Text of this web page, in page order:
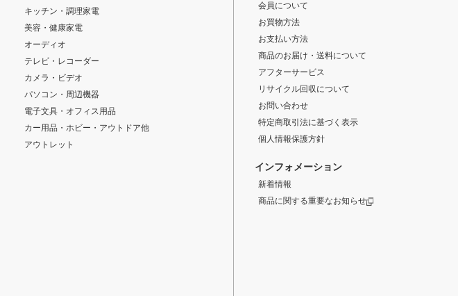
キッチン・調理家電
美容・健康家電
オーディオ
テレビ・レコーダー
カメラ・ビデオ
パソコン・周辺機器
電子文具・オフィス用品
カー用品・ホビー・アウトドア他
アウトレット
会員について
お買物方法
お支払い方法
商品のお届け・送料について
アフターサービス
リサイクル回収について
お問い合わせ
特定商取引法に基づく表示
個人情報保護方針
インフォメーション
新着情報
商品に関する重要なお知らせ